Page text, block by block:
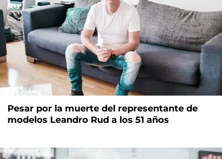
Pesar por la muerte del representante de
modelos Leandro Rud a los 51 años